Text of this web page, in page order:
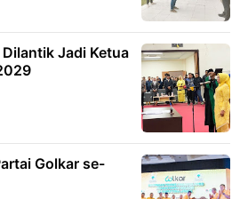
Jadi Ketua
Golkar se-